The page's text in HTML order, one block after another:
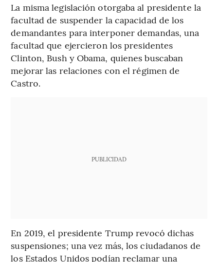
La misma legislación otorgaba al presidente la
facultad de suspender la capacidad de los
demandantes para interponer demandas, una
facultad que ejercieron los presidentes
Clinton, Bush y Obama, quienes buscaban
mejorar las relaciones con el régimen de
Castro.
PUBLICIDAD
En 2019, el presidente Trump revocó dichas
suspensiones; una vez más, los ciudadanos de
los Estados Unidos podían reclamar una